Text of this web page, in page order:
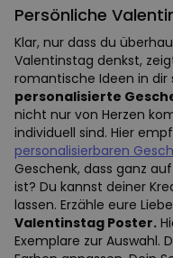
Persönliche
Klar, nur dass du
Valentinstag denkst,
romantische Ideen in dir
personalisierte
nicht nur von Herzen
individuell sind. Hier
personalisierbaren
Geschenk, dass ganz
ist? Du kannst deiner
lassen. Erzähle eure
Valentinstag Poster.
Exemplare zur Auswahl.